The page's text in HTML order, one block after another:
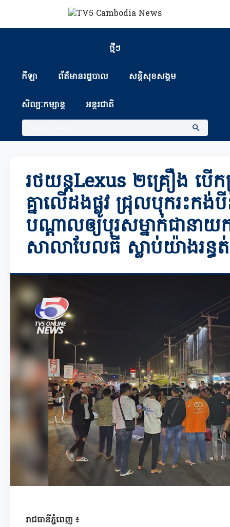
ថ្មីៗ
កីឡា ព័ត៏មានរដ្ឋបាល សន្តិសុខសង្គម
សិល្បៈកម្សាន្ត អន្តរជាតិ
រថយន្តLexus ២គ្រឿង បើ
គ្នាលើដងផ្លូវ ជ្រុលបុករះក
បណ្តាលឲ្យបុរសម្នាក់ជានាយ
សាលាបែលធី ស្លាប់យ៉ាងរន្ធត់
រាជធានីភ្នំពេញ ៖